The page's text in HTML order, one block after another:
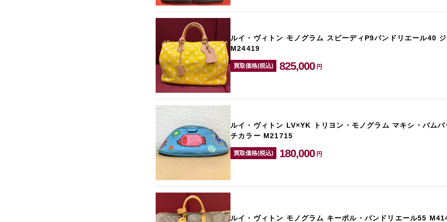
ルイ・ヴィトン モノグラム スピーディP9バンドリエール40
M24419
買取価格(税込) 825,000 円
ルイ・ヴィトン LV×YK トリヨン・モノグラム マキシ・バム
チカラー M21715
買取価格(税込) 180,000 円
ルイ・ヴィトン モノグラム キーポル・バンドリエール55